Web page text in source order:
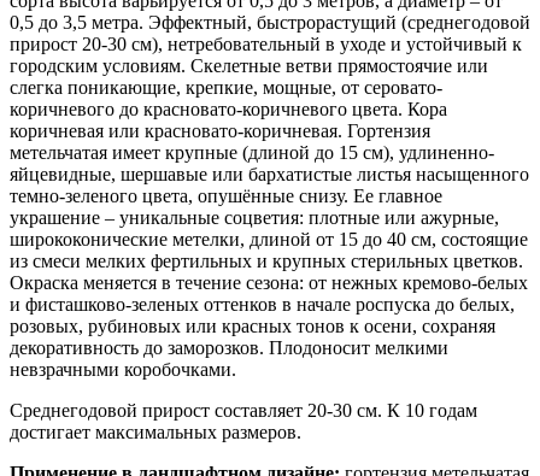
0,5 до 3,5 метра. Эффектный, быстрорастущий (среднегодовой
прирост 20-30 см), нетребовательный в уходе и устойчивый к
городским условиям. Скелетные ветви прямостоячие или
слегка поникающие, крепкие, мощные, от серовато-
коричневого до красновато-коричневого цвета. Кора
коричневая или красновато-коричневая. Гортензия
метельчатая имеет крупные (длиной до 15 см), удлиненно-
яйцевидные, шершавые или бархатистые листья насыщенного
темно-зеленого цвета, опушённые снизу. Ее главное
украшение – уникальные соцветия: плотные или ажурные,
ширококонические метелки, длиной от 15 до 40 см, состоящие
из смеси мелких фертильных и крупных стерильных цветков.
Окраска меняется в течение сезона: от нежных кремово-белых
и фисташково-зеленых оттенков в начале роспуска до белых,
розовых, рубиновых или красных тонов к осени, сохраняя
декоративность до заморозков. Плодоносит мелкими
невзрачными коробочками.
Среднегодовой прирост составляет 20-30 см. К 10 годам
достигает максимальных размеров.